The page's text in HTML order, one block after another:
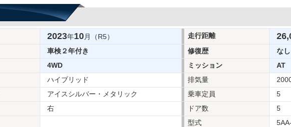
2023年10月（R5） 走行距離
車検２年付き 修復歴
なし
4WD ミッション
AT
ハイブリッド 排気量
アイスシルバー・メタリック 乗車定員
5
右 ドア数
5
型式